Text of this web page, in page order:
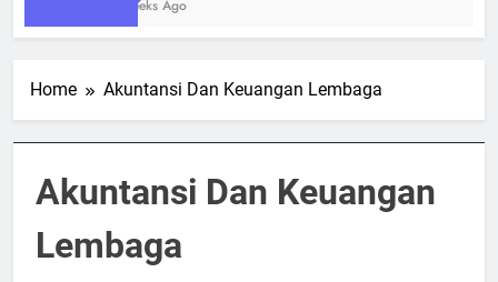
2 Weeks Ago
Home Akuntansi Dan Keuangan Lembaga
Akuntansi Dan Keuangan
Lembaga